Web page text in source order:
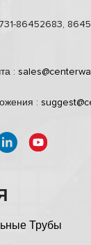
86452683,
:
:
Трубы